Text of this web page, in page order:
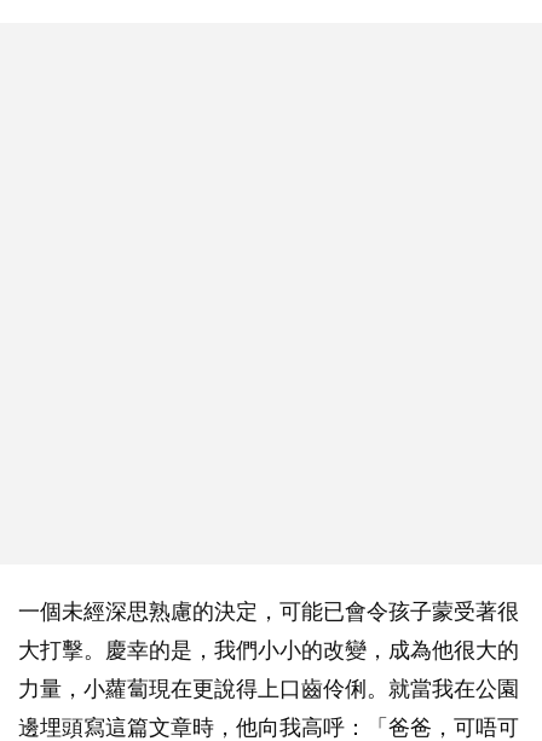
一個未經深思熟慮的決定，可能已會令孩子蒙受著很
大打擊。慶幸的是，我們小小的改變，成為他很大的
力量，小蘿蔔現在更說得上口齒伶俐。就當我在公園
邊埋頭寫這篇文章時，他向我高呼：「爸爸，可唔可